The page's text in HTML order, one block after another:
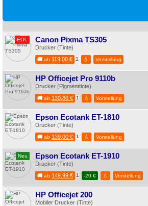
EOL Canon Pixma TS305
Drucker (Tinte)
🚚 ab 119,00 € 1 💧 Vorstellung
HP Officejet Pro 9110b
Drucker (Pigmenttinte)
🚚 ab 130,86 € 1 💧 Vorstellung
Epson Ecotank ET-1810
Drucker (Tinte)
🚚 ab 139,00 € 1 💧 Vorstellung
Neu Epson Ecotank ET-1910
Drucker (Tinte)
🚚 ab 149,99 € 1 -20 € 💧 Vorstellung
HP Officejet 200
Mobiler Drucker (Tinte)